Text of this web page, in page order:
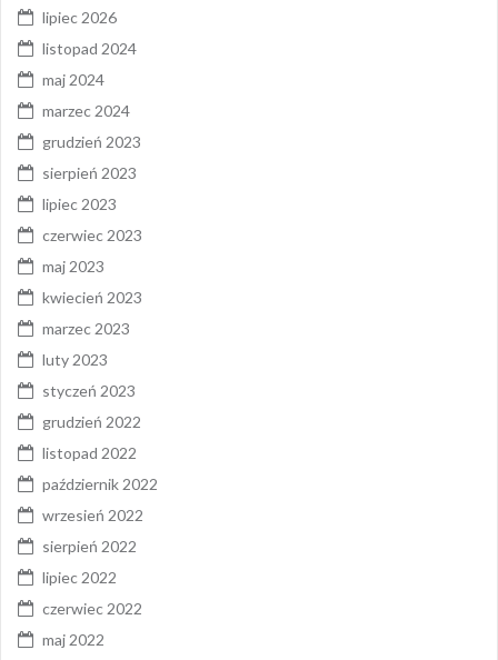
lipiec 2026
listopad 2024
maj 2024
marzec 2024
grudzień 2023
sierpień 2023
lipiec 2023
czerwiec 2023
maj 2023
kwiecień 2023
marzec 2023
luty 2023
styczeń 2023
grudzień 2022
listopad 2022
październik 2022
wrzesień 2022
sierpień 2022
lipiec 2022
czerwiec 2022
maj 2022